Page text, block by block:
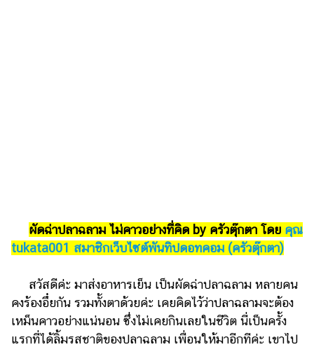
บ้าน
และ
การ
ตกแต่ง
มือ
ถือ
ผัดฉ่าปลาฉลาม ไม่คาวอย่างที่คิด by ครัวตุ๊กตา โดย คุณ
tukata001 สมาชิกเว็บไซต์พันทิปดอทคอม (ครัวตุ๊กตา)
สวัสดีค่ะ มาส่งอาหารเย็น เป็นผัดฉ่าปลาฉลาม หลายคน
คงร้องอึ๋ยกัน รวมทั้งตาด้วยค่ะ เคยคิดไว้ว่าปลาฉลามจะต้อง
เหม็นคาวอย่างแน่นอน ซึ่งไม่เคยกินเลยในชีวิต นี่เป็นครั้ง
แรกที่ได้ลิ้มรสชาติของปลาฉลาม เพื่อนให้มาอีกทีค่ะ เขาไป